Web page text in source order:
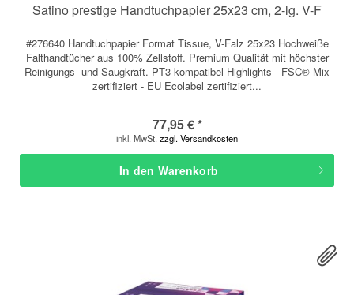
Satino prestige Handtuchpapier 25x23 cm, 2-lg. V-F
#276640 Handtuchpapier Format Tissue, V-Falz 25x23 Hochweiße
Falthandtücher aus 100% Zellstoff. Premium Qualität mit höchster
Reinigungs- und Saugkraft. PT3-kompatibel Highlights - FSC®-Mix
zertifiziert - EU Ecolabel zertifiziert...
77,95 € *
inkl. MwSt. zzgl. Versandkosten
In den Warenkorb